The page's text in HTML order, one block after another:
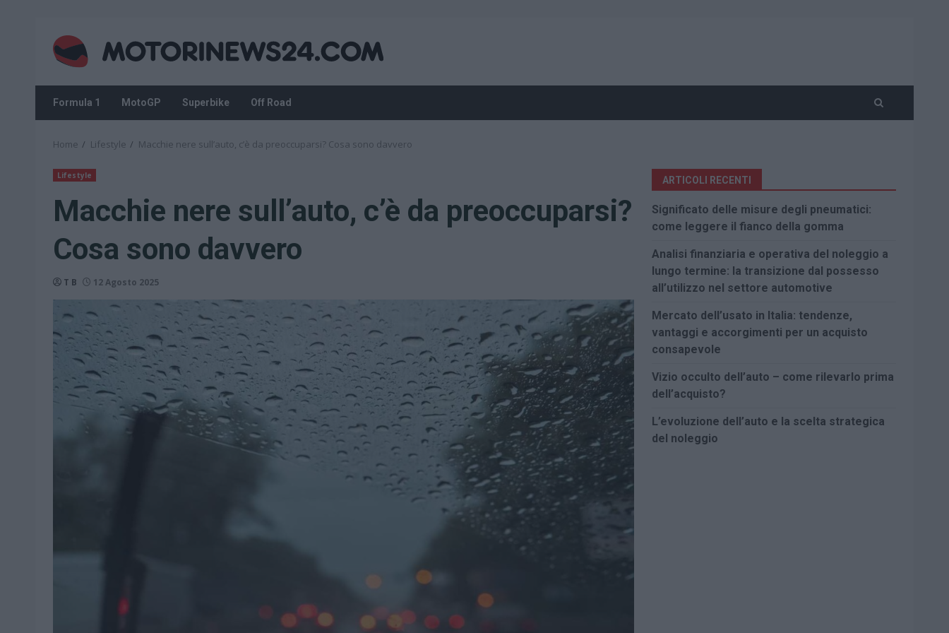
content
Formula 1 MotoGP Superbike Off Road
Home Lifestyle Macchie nere sull’auto, c’è da preoccuparsi? Cosa sono davvero
Lifestyle
Macchie nere sull’auto, c’è da preoccuparsi?
Cosa sono davvero
T B 12 Agosto 2025
ARTICOLI RECENTI
Significato delle misure degli pneumatici:
come leggere il fianco della gomma
Analisi finanziaria e operativa del noleggio a
lungo termine: la transizione dal possesso
all’utilizzo nel settore automotive
Mercato dell’usato in Italia: tendenze,
vantaggi e accorgimenti per un acquisto
consapevole
Vizio occulto dell’auto – come rilevarlo prima
dell’acquisto?
L’evoluzione dell’auto e la scelta strategica
del noleggio